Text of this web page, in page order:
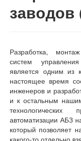
Разработка,
систем
является одним из
настоящее время
инженеров и
и к остальным
автоматизации АБЗ
который позволяет
какого-то отдельно